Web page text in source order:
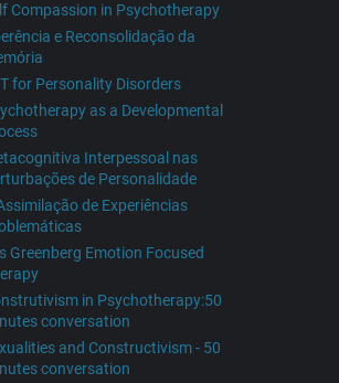
Compassion in Psychotherapy
e Reconsolidação da
for Personality Disorders
as a Developmental
Interpessoal nas
de Personalidade
de Experiências
Greenberg Emotion Focused
in Psychotherapy:50
conversation
and Constructivism - 50
conversation